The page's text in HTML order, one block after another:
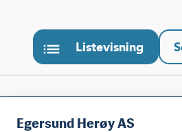
Listevisning
Egersund Herøy AS